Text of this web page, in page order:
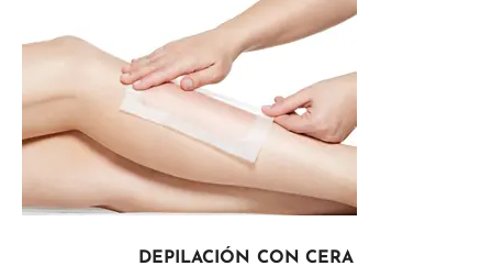
DEPILACIÓN CON CERA